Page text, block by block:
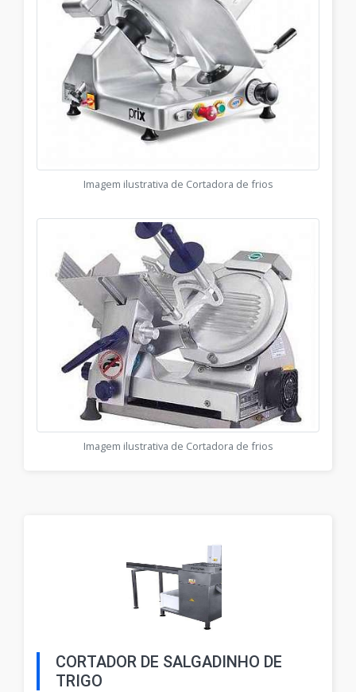
Imagem ilustrativa de Cortadora de frios
Imagem ilustrativa de Cortadora de frios
CORTADOR DE SALGADINHO DE
TRIGO